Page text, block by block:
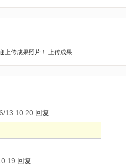
上传成果照片！ 上传成果
13 10:20 回复
回复